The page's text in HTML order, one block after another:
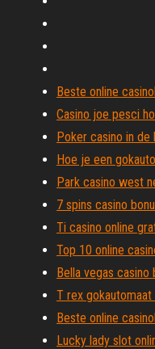
Beste online
Casino joe pesci
Poker casino in de
Hoe je een
Park casino west
7 spins casino
Ti casino online
Top 10 online
Bella vegas
T rex gokautomaat
Beste online
Lucky lady slot